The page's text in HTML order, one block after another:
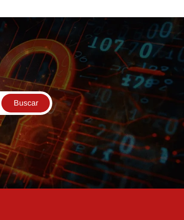
de ingresos